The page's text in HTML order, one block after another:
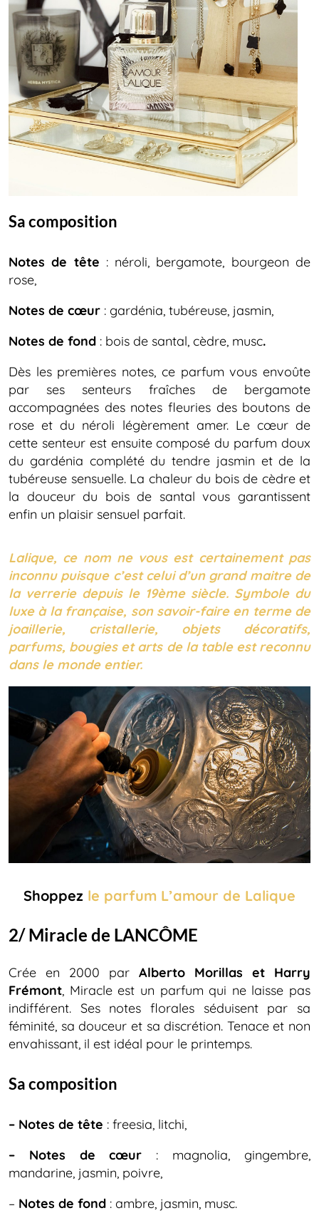
Sa composition
Notes de tête : néroli, bergamote, bourgeon de
rose,
Notes de cœur : gardénia, tubéreuse, jasmin,
Notes de fond : bois de santal, cèdre, musc.
Dès les premières notes, ce parfum vous envoûte
par ses senteurs fraîches de bergamote
accompagnées des notes fleuries des boutons de
rose et du néroli légèrement amer. Le cœur de
cette senteur est ensuite composé du parfum doux
du gardénia complété du tendre jasmin et de la
tubéreuse sensuelle. La chaleur du bois de cèdre et
la douceur du bois de santal vous garantissent
enfin un plaisir sensuel parfait.
Lalique, ce nom ne vous est certainement pas
inconnu puisque c’est celui d’un grand maitre de
la verrerie depuis le 19ème siècle. Symbole du
luxe à la française, son savoir-faire en terme de
joaillerie, cristallerie, objets décoratifs,
parfums, bougies et arts de la table est reconnu
dans le monde entier.
Shoppez le parfum L’amour de Lalique
2/ Miracle de LANCÔME
Crée en 2000 par Alberto Morillas et Harry
Frémont, Miracle est un parfum qui ne laisse pas
indifférent. Ses notes florales séduisent par sa
féminité, sa douceur et sa discrétion. Tenace et non
envahissant, il est idéal pour le printemps.
Sa composition
– Notes de tête : freesia, litchi,
– Notes de cœur : magnolia, gingembre,
mandarine, jasmin, poivre,
– Notes de fond : ambre, jasmin, musc.